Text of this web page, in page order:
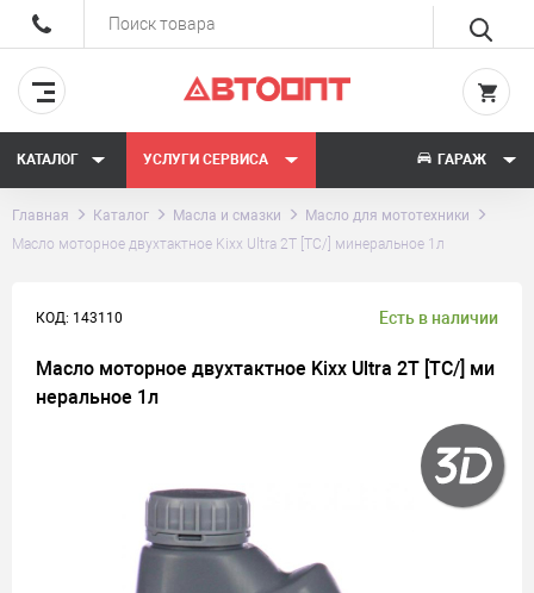
КАТАЛОГ УСЛУГИ СЕРВИСА ГАРАЖ
Главная Каталог Масла и смазки
Масло для мототехники
Масло моторное двухтактное Kixx Ultra 2T [TC/] минеральное 1л
КОД: 143110 Есть в наличии
Масло моторное двухтактное Kixx Ultra 2T [TC/] ми
неральное 1л